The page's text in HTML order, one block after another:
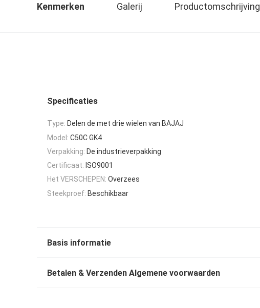
Kenmerken Galerij Productomschrijving
Specificaties
Type: Delen de met drie wielen van BAJAJ
Model: C50C GK4
Verpakking: De industrieverpakking
Certificaat: ISO9001
Het VERSCHEPEN: Overzees
Steekproef: Beschikbaar
Basis informatie
Betalen & Verzenden Algemene voorwaarden